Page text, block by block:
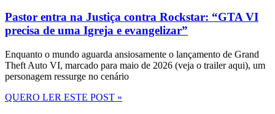
Pastor entra na Justiça contra Rockstar: “GTA VI
precisa de uma Igreja e evangelizar”
Enquanto o mundo aguarda ansiosamente o lançamento de Grand
Theft Auto VI, marcado para maio de 2026 (veja o trailer aqui), um
personagem ressurge no cenário
QUERO LER ESTE POST »